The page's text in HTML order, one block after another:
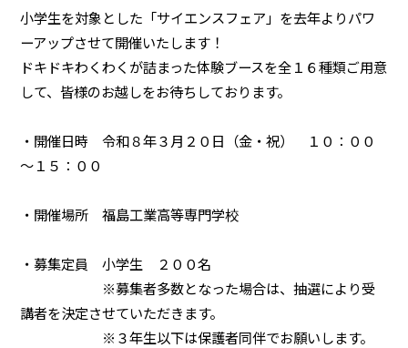
小学生を対象とした「サイエンスフェア」を去年よりパワ
ーアップさせて開催いたします！
ドキドキわくわくが詰まった体験ブースを全１６種類ご用意
して、皆様のお越しをお待ちしております。
・開催日時 令和８年３月２０日（金・祝） １０：００
～１５：００
・開催場所 福島工業高等専門学校
・募集定員 小学生 ２００名
※募集者多数となった場合は、抽選により受
講者を決定させていただきます。
※３年生以下は保護者同伴でお願いします。